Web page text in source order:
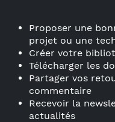
Proposer une
projet ou une
Créer votre
Télécharger les
Partager vos
commentaire
Recevoir la
actualités